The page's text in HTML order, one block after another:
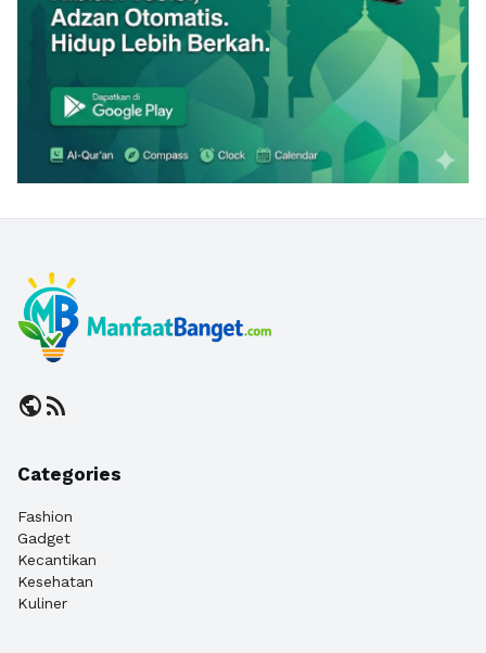
publicrss_feed
Categories
Fashion
Gadget
Kecantikan
Kesehatan
Kuliner